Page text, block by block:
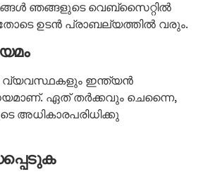
ഞങ്ങളുടെ വെബ്സൈറ്റിൽ
ഉടൻ പ്രാബല്യത്തിൽ വരും.
ഇന്ത്യൻ
ഏത് തർക്കവും ചെന്നൈ,
അധികാരപരിധിക്കു